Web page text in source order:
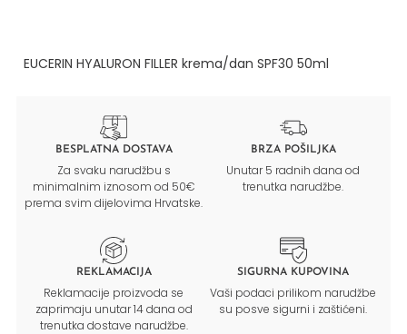
EUCERIN HYALURON FILLER krema/dan SPF30 50ml
BESPLATNA DOSTAVA
Za svaku narudžbu s
minimalnim iznosom od 50€
prema svim dijelovima Hrvatske.
BRZA POŠILJKA
Unutar 5 radnih dana od
trenutka narudžbe.
REKLAMACIJA
Reklamacije proizvoda se
zaprimaju unutar 14 dana od
trenutka dostave narudžbe.
SIGURNA KUPOVINA
Vaši podaci prilikom narudžbe
su posve sigurni i zaštićeni.